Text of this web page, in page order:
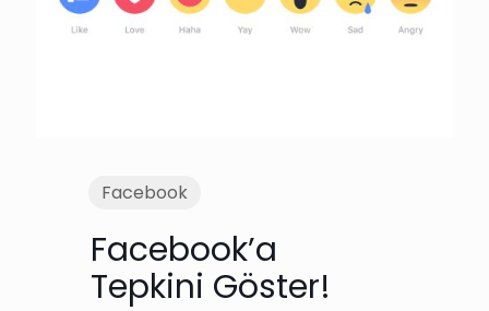
Facebook
Facebook’a
Tepkini Göster!